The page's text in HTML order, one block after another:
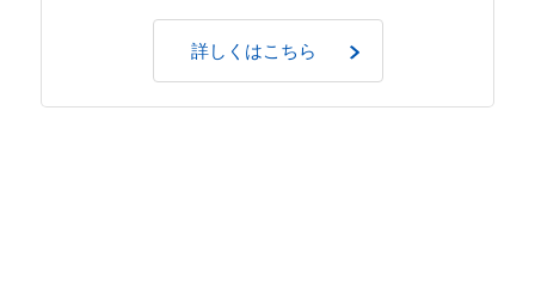
詳しくはこちら